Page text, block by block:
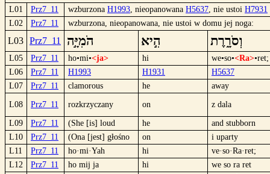
L01 Prz7_11 wzburzona H1993, nieopanowana H5637, nie ustoi H7931
L02
Prz7_11 wzburzona, nieopanowana, nie ustoi w domu jej noga:
L03 Prz7_11 הֹמִיָּ֣ה הִ֣יא וְסֹרָ֑רֶת
L05 Prz7_11 ho•mi•<ja> hi we•so•<Ra>•ret;
L06
Prz7_11 H1993 H1931
H5637
L07
Prz7_11 clamorous he away
L08 Prz7_11 rozkrzyczany on z dala
L09 Prz7_11 (She [is] loud he
and stubborn
L10
Prz7_11 (Ona [jest] głośno on
i uparty
L11
Prz7_11 ho·mi·Yah hi
ve·so·Ra·ret;
L12
Prz7_11 ho mij ja hi we so ra ret